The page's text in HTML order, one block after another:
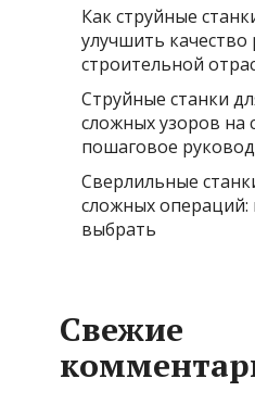
Как струйные
улучшить качество
строительной
Струйные станки
сложных узоров на
пошаговое
Сверлильные
сложных операций:
выбрать
Свежие